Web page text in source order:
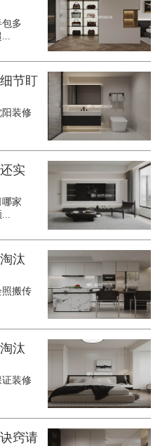
多
...
节盯
阳装修
实
家
...
汰
照搬传
汰
证装修
窍请